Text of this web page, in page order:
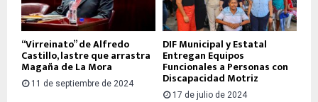
“Virreinato” de Alfredo
Castillo, lastre que arrastra
Magaña de La Mora
11 de septiembre de 2024
DIF Municipal y Estatal
Entregan Equipos
Funcionales a Personas con
Discapacidad Motriz
17 de julio de 2024